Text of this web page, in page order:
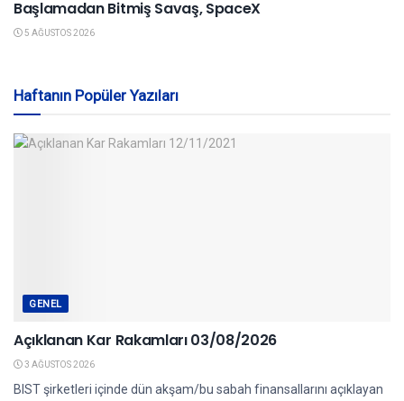
Başlamadan Bitmiş Savaş, SpaceX
5 AĞUSTOS 2026
Haftanın Popüler Yazıları
GENEL
Açıklanan Kar Rakamları 03/08/2026
3 AĞUSTOS 2026
BIST şirketleri içinde dün akşam/bu sabah finansallarını açıklayan